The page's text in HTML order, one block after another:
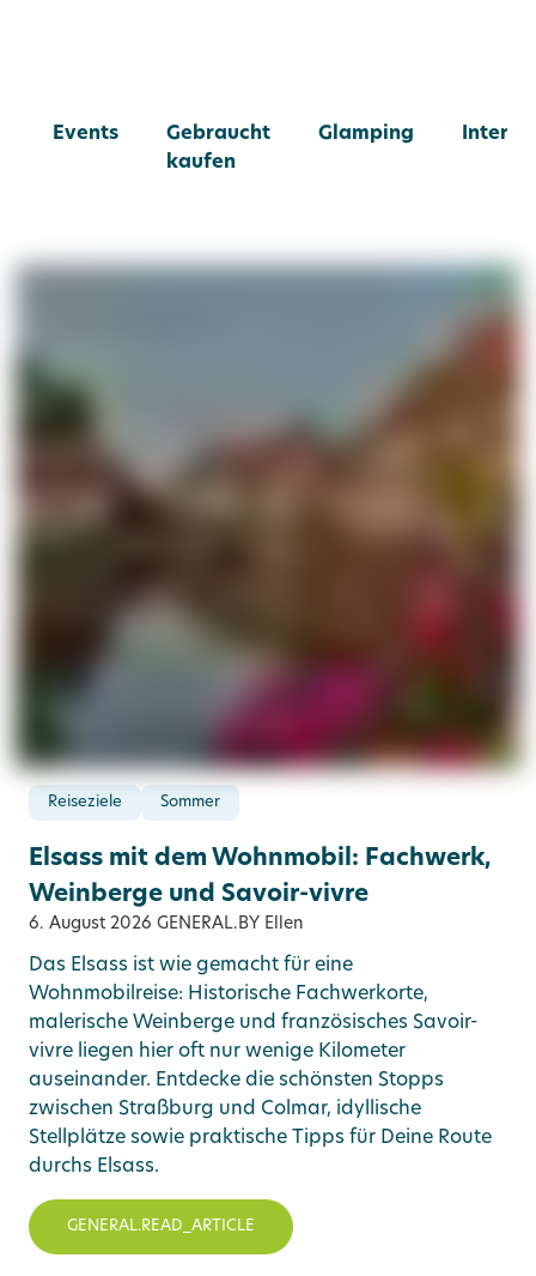
Events
Gebraucht
kaufen
Glamping
Reiseziele Sommer
Elsass mit dem Wohnmobil: Fachwerk,
Weinberge und Savoir-vivre
6. August 2026 GENERAL.BY Ellen
Das Elsass ist wie gemacht für eine
Wohnmobilreise: Historische Fachwerkorte,
malerische Weinberge und französisches Savoir-
vivre liegen hier oft nur wenige Kilometer
auseinander. Entdecke die schönsten Stopps
zwischen Straßburg und Colmar, idyllische
Stellplätze sowie praktische Tipps für Deine Route
durchs Elsass.
GENERAL.READ_ARTICLE